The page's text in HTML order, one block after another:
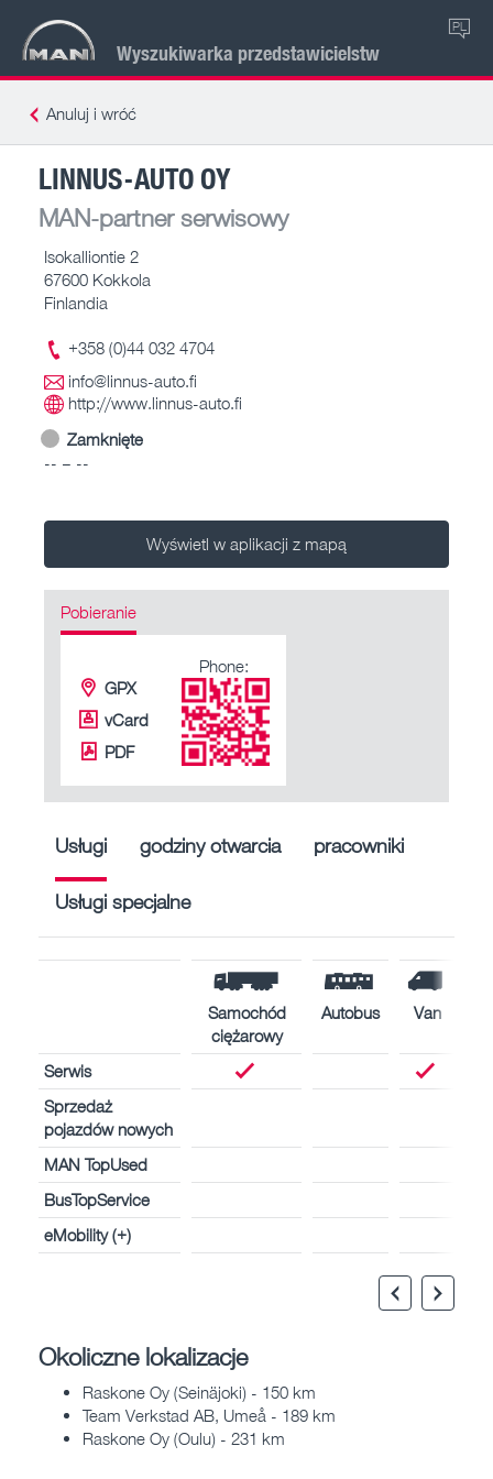
Wyszukiwarka przedstawicielstw
PL
Anuluj i wróć
LINNUS-AUTO OY
MAN-partner serwisowy
Isokalliontie 2
67600 Kokkola
Finlandia
+358 (0)44 032 4704
info@linnus-auto.fi
http://www.linnus-auto.fi
Zamknięte
-- – --
Wyświetl w aplikacji z mapą
Pobieranie
GPX
vCard
PDF
Phone:
Usługi godziny otwarcia pracowniki
Usługi specjalne
Samochód
ciężarowy
Autobus Van
Serwis
Sprzedaż
pojazdów nowych
MAN TopUsed
BusTopService
eMobility (+)
Okoliczne lokalizacje
Raskone Oy (Seinäjoki) - 150 km
Team Verkstad AB, Umeå - 189 km
Raskone Oy (Oulu) - 231 km